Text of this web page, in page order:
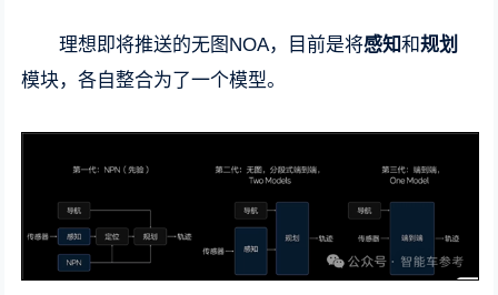
理想即将推送的无图NOA，目前是将感知和规划
模块，各自整合为了一个模型。